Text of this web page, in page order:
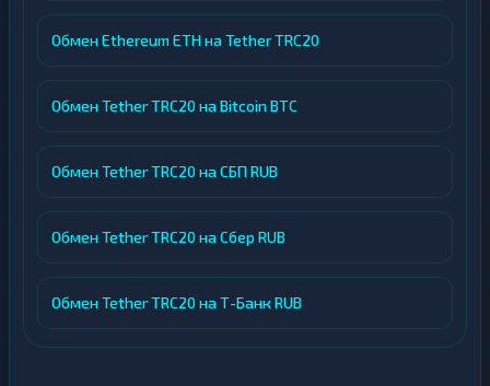
Обмен Ethereum ETH на Tether TRC20
Обмен Tether TRC20 на Bitcoin BTC
Обмен Tether TRC20 на СБП RUB
Обмен Tether TRC20 на Сбер RUB
Обмен Tether TRC20 на Т-Банк RUB